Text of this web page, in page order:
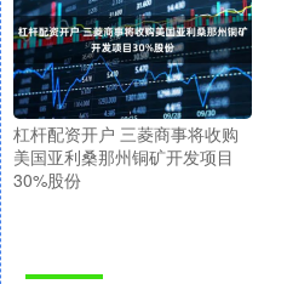
杠杆配资开户 三菱商事将收购
美国亚利桑那州铜矿开发项目
30%股份